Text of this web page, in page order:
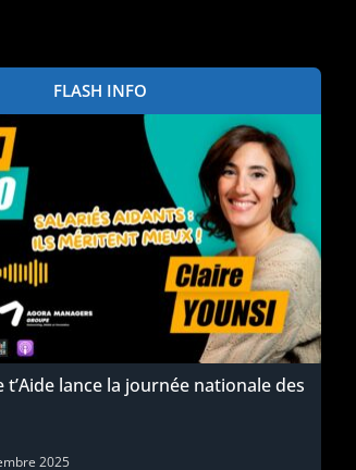
FLASH INFO
t’Aide lance la journée nationale des
2025